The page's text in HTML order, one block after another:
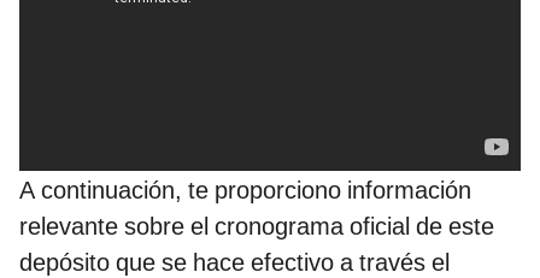
A continuación, te proporciono información
relevante sobre el cronograma oficial de este
depósito que se hace efectivo a través el